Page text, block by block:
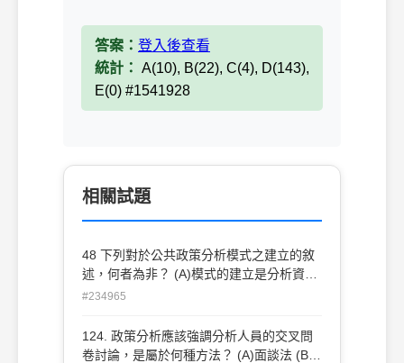
答案： 登入後查看
統計： A(10), B(22), C(4), D(143),
E(0) #1541928
相關試題
48 下列對於公共政策分析模式之建立的敘
述，何者為非？ (A)模式的建立是分析資料
價值的先決條件 (B)模式是真實世界的一部
解決策過程的關鍵 (D)一個完美的模式意謂
其為全真
#234965
124. 政策分析應該強調分析人員的交叉問
卷討論，是屬於何種方法？ (A)面談法 (B)